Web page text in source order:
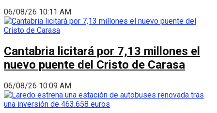
06/08/26 10:11 AM
Cantabria licitará por 7,13 millones el
nuevo puente del Cristo de Carasa
06/08/26 10:09 AM